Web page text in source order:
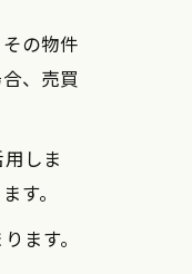
の物件
、売買
しま
す。
ます。